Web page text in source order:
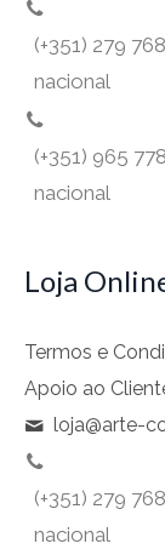
(+351) 279
nacional
(+351) 965
nacional
Loja
Termos e
Apoio ao
loja@arte-
(+351) 279
nacional